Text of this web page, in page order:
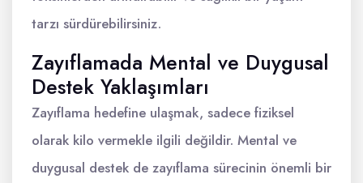
tarzı sürdürebilirsiniz.
Zayıflamada Mental ve Duygusal
Destek Yaklaşımları
Zayıflama hedefine ulaşmak, sadece fiziksel
olarak kilo vermekle ilgili değildir. Mental ve
duygusal destek de zayıflama sürecinin önemli bir